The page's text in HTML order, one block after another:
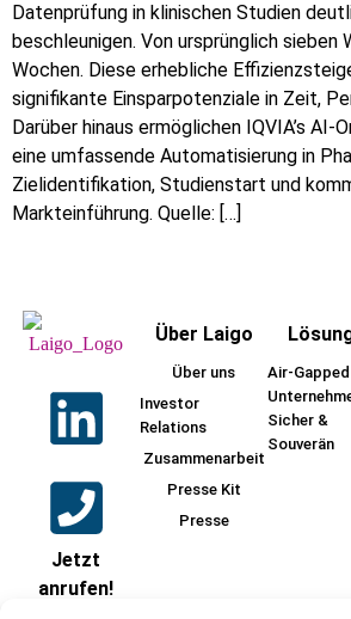
Datenprüfung in klinischen Studien
beschleunigen. Von ursprünglich sieben
Wochen. Diese erhebliche
signifikante Einsparpotenziale in Zeit,
Darüber hinaus ermöglichen IQVIA’s
eine umfassende Automatisierung in
Zielidentifikation, Studienstart und
Markteinführung. Quelle: […]
Jetzt
anrufen!
Über Laigo
Über uns
Investor
Relations
Zusammenarbeit
Presse Kit
Presse
Air-
Sicher &
Souverän